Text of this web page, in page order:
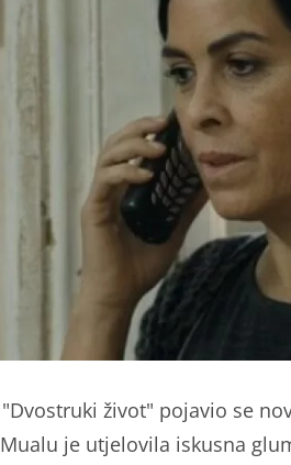
život" pojavio se
je utjelovila iskusna